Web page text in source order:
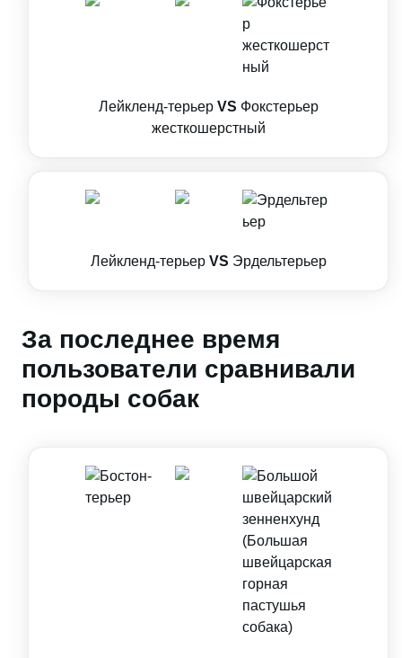
Лейкленд-терьер VS Фокстерьер
жесткошерстный
Лейкленд-терьер VS Эрдельтерьер
За последнее время
пользователи сравнивали
породы собак